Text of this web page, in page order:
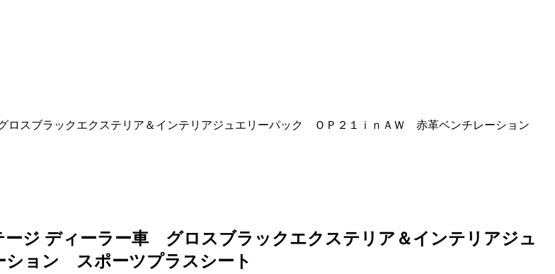
ロスブラックエクステリア＆インテリアジュエリーパック ＯＰ２１ｉｎＡＷ 赤革ベンチレーション
ジ ディーラー車 グロスブラックエクステリア＆インテリアジュ
ション スポーツプラスシート